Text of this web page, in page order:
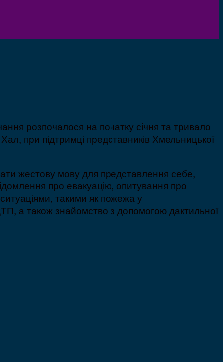
розпочалося на початку січня та тривало
при підтримці представників Хмельницької
жестову мову для представлення себе,
про евакуацію, опитування про
такими як пожежа у
а також знайомство з допомогою дактильної